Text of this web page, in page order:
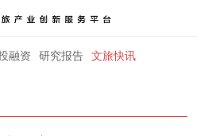
融资 研究报告 文旅快讯